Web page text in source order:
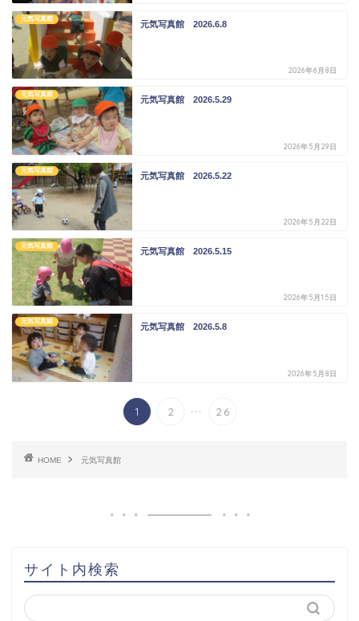
元気写真館
元気写真館 2026.6.8
2026年6月8日
元気写真館
元気写真館 2026.5.29
2026年5月29日
元気写真館
元気写真館 2026.5.22
2026年5月22日
元気写真館
元気写真館 2026.5.15
2026年5月15日
元気写真館
元気写真館 2026.5.8
2026年5月8日
1 2 ... 26
HOME 元気写真館
サイト内検索